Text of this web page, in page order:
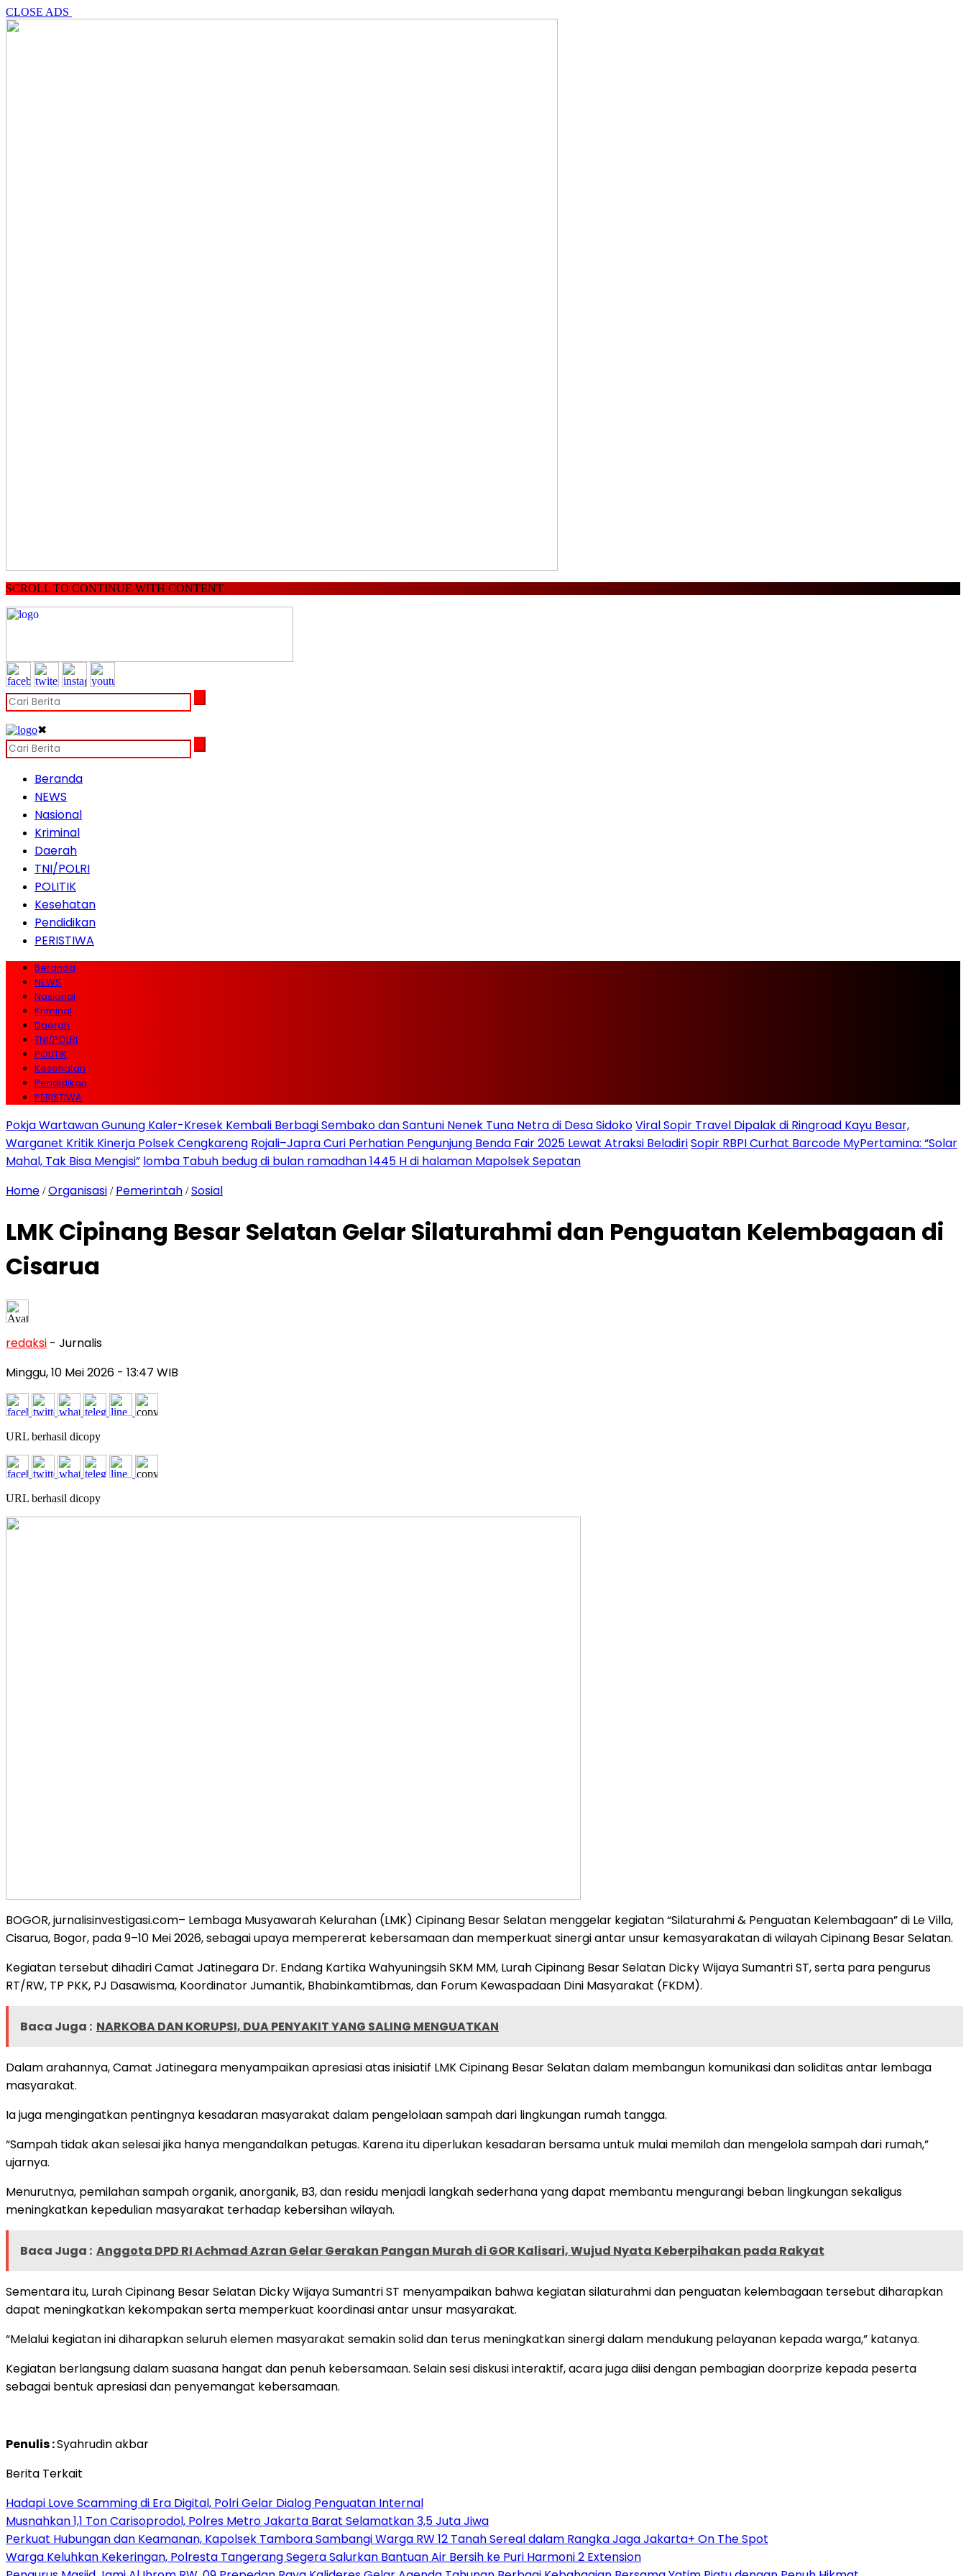
CLOSE ADS
SCROLL TO CONTINUE WITH CONTENT
✖
Beranda
NEWS
Nasional
Kriminal
Daerah
TNI/POLRI
POLITIK
Kesehatan
Pendidikan
PERISTIWA
Beranda
NEWS
Nasional
Kriminal
Daerah
TNI/POLRI
POLITIK
Kesehatan
Pendidikan
PERISTIWA
Pokja Wartawan Gunung Kaler-Kresek Kembali Berbagi Sembako dan Santuni Nenek Tuna Netra di Desa SidokoViral Sopir Travel Dipalak di Ringroad Kayu Besar,
Warganet Kritik Kinerja Polsek Cengkareng Rojali–Japra Curi Perhatian Pengunjung Benda Fair 2025 Lewat Atraksi BeladiriSopir RBPI Curhat Barcode MyPertamina: “Solar
Mahal, Tak Bisa Mengisi” lomba Tabuh bedug di bulan ramadhan 1445 H di halaman Mapolsek Sepatan
Home /Organisasi / Pemerintah /Sosial
LMK Cipinang Besar Selatan Gelar Silaturahmi dan Penguatan Kelembagaan di
Cisarua
redaksi - Jurnalis
Minggu, 10 Mei 2026 - 13:47 WIB
URL berhasil dicopy
URL berhasil dicopy
BOGOR, jurnalisinvestigasi.com– Lembaga Musyawarah Kelurahan (LMK) Cipinang Besar Selatan menggelar kegiatan “Silaturahmi & Penguatan Kelembagaan” di Le Villa,
Cisarua, Bogor, pada 9–10 Mei 2026, sebagai upaya mempererat kebersamaan dan memperkuat sinergi antar unsur kemasyarakatan di wilayah Cipinang Besar Selatan.
Kegiatan tersebut dihadiri Camat Jatinegara Dr. Endang Kartika Wahyuningsih SKM MM, Lurah Cipinang Besar Selatan Dicky Wijaya Sumantri ST, serta para pengurus
RT/RW, TP PKK, PJ Dasawisma, Koordinator Jumantik, Bhabinkamtibmas, dan Forum Kewaspadaan Dini Masyarakat (FKDM).
Baca Juga : NARKOBA DAN KORUPSI, DUA PENYAKIT YANG SALING MENGUATKAN
Dalam arahannya, Camat Jatinegara menyampaikan apresiasi atas inisiatif LMK Cipinang Besar Selatan dalam membangun komunikasi dan soliditas antar lembaga
masyarakat.
Ia juga mengingatkan pentingnya kesadaran masyarakat dalam pengelolaan sampah dari lingkungan rumah tangga.
“Sampah tidak akan selesai jika hanya mengandalkan petugas. Karena itu diperlukan kesadaran bersama untuk mulai memilah dan mengelola sampah dari rumah,”
ujarnya.
Menurutnya, pemilahan sampah organik, anorganik, B3, dan residu menjadi langkah sederhana yang dapat membantu mengurangi beban lingkungan sekaligus
meningkatkan kepedulian masyarakat terhadap kebersihan wilayah.
Baca Juga : Anggota DPD RI Achmad Azran Gelar Gerakan Pangan Murah di GOR Kalisari, Wujud Nyata Keberpihakan pada Rakyat
Sementara itu, Lurah Cipinang Besar Selatan Dicky Wijaya Sumantri ST menyampaikan bahwa kegiatan silaturahmi dan penguatan kelembagaan tersebut diharapkan
dapat meningkatkan kekompakan serta memperkuat koordinasi antar unsur masyarakat.
“Melalui kegiatan ini diharapkan seluruh elemen masyarakat semakin solid dan terus meningkatkan sinergi dalam mendukung pelayanan kepada warga,” katanya.
Kegiatan berlangsung dalam suasana hangat dan penuh kebersamaan. Selain sesi diskusi interaktif, acara juga diisi dengan pembagian doorprize kepada peserta
sebagai bentuk apresiasi dan penyemangat kebersamaan.
Penulis :Syahrudin akbar
Berita Terkait
Hadapi Love Scamming di Era Digital, Polri Gelar Dialog Penguatan Internal
Musnahkan 1,1 Ton Carisoprodol, Polres Metro Jakarta Barat Selamatkan 3,5 Juta Jiwa
Perkuat Hubungan dan Keamanan, Kapolsek Tambora Sambangi Warga RW 12 Tanah Sereal dalam Rangka Jaga Jakarta+ On The Spot
Warga Keluhkan Kekeringan, Polresta Tangerang Segera Salurkan Bantuan Air Bersih ke Puri Harmoni 2 Extension